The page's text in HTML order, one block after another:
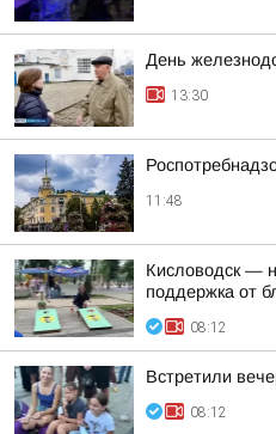
День
13:30
11:48
Кисловодск —
поддержка от
08:12
Встретили
08:12